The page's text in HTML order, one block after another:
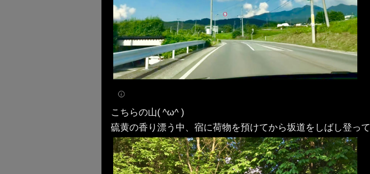
こちらの山( ^ω^ )
硫黄の香り漂う中、宿に荷物を預けてから坂道をしばし登って